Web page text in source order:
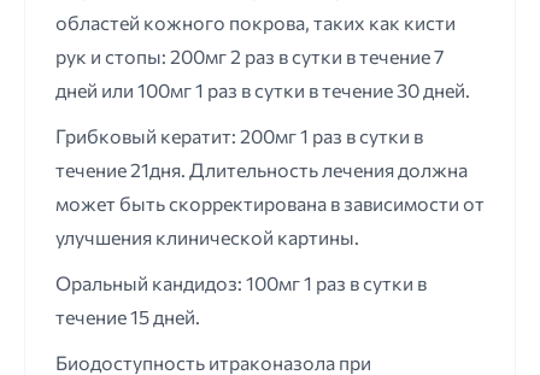
областей кожного покрова, таких как кисти
рук и стопы: 200мг 2 раз в сутки в течение 7
дней или 100мг 1 раз в сутки в течение 30 дней.
Грибковый кератит: 200мг 1 раз в сутки в
течение 21дня. Длительность лечения должна
может быть скорректирована в зависимости от
улучшения клинической картины.
Оральный кандидоз: 100мг 1 раз в сутки в
течение 15 дней.
Биодоступность итраконазола при